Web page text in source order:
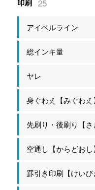
印刷 25
アイベルライン
総インキ量
ヤレ
身ぐわえ【みぐわえ
先刷り・後刷り【さ
空通し【からどおし
罫引き印刷【けいび